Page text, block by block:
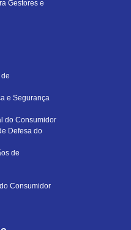
Gestores e
e Segurança
do Consumidor
Defesa do
de
Consumidor